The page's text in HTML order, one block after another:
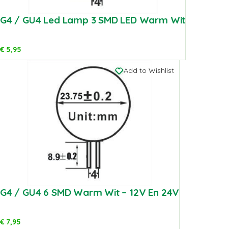
G4 / GU4 Led Lamp 3 SMD LED Warm Wit
€5,95
Add to Wishlist
G4 / GU4 6 SMD Warm Wit – 12V En 24V
€7,95